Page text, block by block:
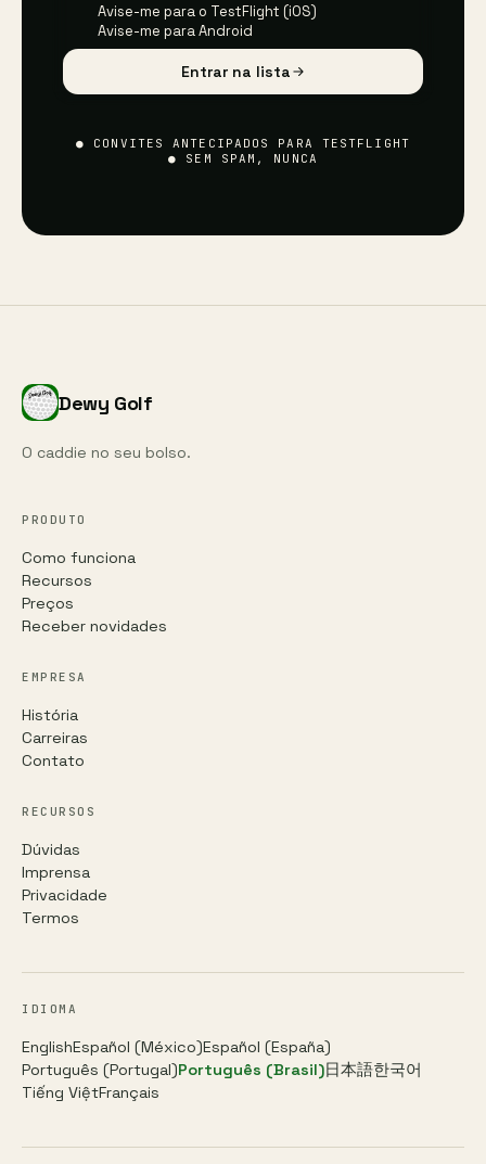
Avise-me para o TestFlight (iOS)
Avise-me para Android
Entrar na lista
● CONVITES ANTECIPADOS PARA TESTFLIGHT
● SEM SPAM, NUNCA
Dewy Golf
O caddie no seu bolso.
PRODUTO
Como funciona
Recursos
Preços
Receber novidades
EMPRESA
História
Carreiras
Contato
RECURSOS
Dúvidas
Imprensa
Privacidade
Termos
IDIOMA
EnglishEspañol (México)Español (España)
Português (Portugal)Português (Brasil)日本語한국어
Tiếng ViệtFrançais